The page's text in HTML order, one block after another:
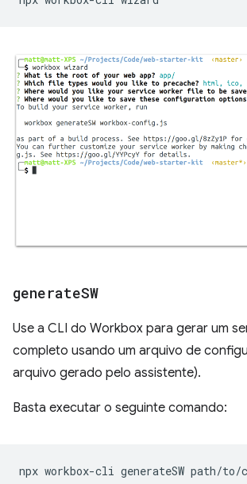
generateSW
Use a CLI do Workbox para gerar um
completo usando um arquivo de
arquivo gerado pelo assistente).
Basta executar o seguinte comando:
npx workbox-cli generateSW